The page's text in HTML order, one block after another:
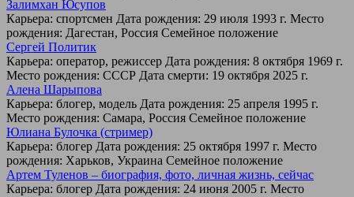
Залимхан Юсупов
Карьера: спортсмен Дата рождения: 29 июля 1993 г. Место
рождения: Дагестан, Россия Семейное положение
Сергей Политик
Карьера: оператор, режиссер Дата рождения: 8 октября 1969 г.
Место рождения: СССР Дата смерти: 19 октября 2025 г.
Алена Шарыпова
Карьера: блогер, модель Дата рождения: 25 апреля 1995 г.
Место рождения: Самара, Россия Семейное положение
Юлиана Булочка (стример)
Карьера: блогер Дата рождения: 25 октября 1997 г. Место
рождения: Харьков, Украина Семейное положение
Артем Туленов – биография, фото, личная жизнь, сейчас
Карьера: блогер Дата рождения: 24 июня 2005 г. Место